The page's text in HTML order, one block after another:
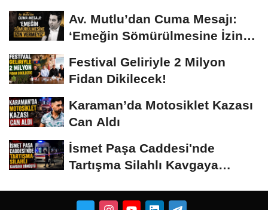
Av. Mutlu’dan Cuma Mesajı:
‘Emeğin Sömürülmesine İzin
Festival Geliriyle 2 Milyon
Fidan Dikilecek!
Karaman’da Motosiklet Kazası
Can Aldı
İsmet Paşa Caddesi'nde
Tartışma Silahlı Kavgaya